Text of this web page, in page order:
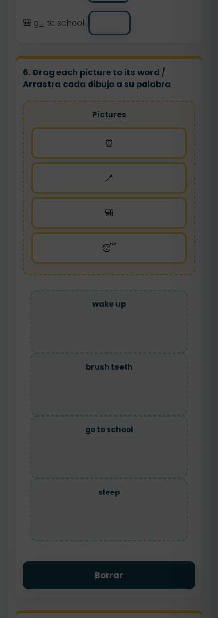
🎒 g_ to school
6. Drag each picture to its word /
Arrastra cada dibujo a su palabra
Pictures
⏰
🪥
🎒
😴
wake up
brush teeth
go to school
sleep
Borrar